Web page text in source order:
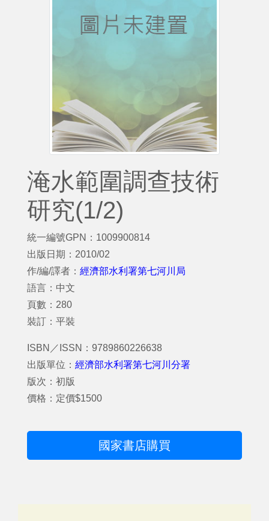
淹水範圍調查技術
研究(1/2)
統一編號GPN：1009900814
出版日期：2010/02
作/編/譯者： 經濟部水利署第七河川局
語言：中文
頁數：280
裝訂：平裝
ISBN／ISSN：9789860226638
出版單位： 經濟部水利署第七河川分署
版次：初版
價格：定價$1500
國家書店購買